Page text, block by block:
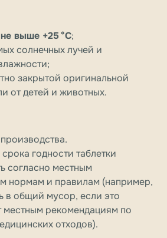
не выше +25 °C;
солнечных лучей и
закрытой оригинальной
от детей и животных.
годности таблетки
согласно местным
нормам и правилам (например,
в общий мусор, если это
местным рекомендациям по
отходов).